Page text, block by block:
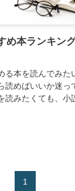
め本ランキン
る本を読んでみた
読めばいいか迷っ
読みたくても、小
1